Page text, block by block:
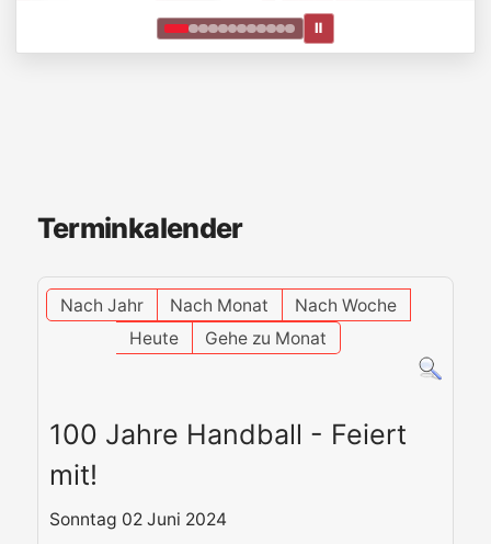
Ⅱ
Terminkalender
Nach Jahr Nach Monat
Nach Woche
Heute
Gehe zu Monat
100 Jahre Handball - Feiert
mit!
Sonntag 02 Juni 2024